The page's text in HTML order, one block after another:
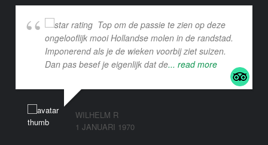
Top om de passie te zien op deze
ongelooflijk mooi Hollandse molen in de randstad.
Imponerend als je de wieken voorbij ziet suizen.
Dan pas besef je eigenlijk dat de... read more
WILHELM R
1 JANUARI 1970